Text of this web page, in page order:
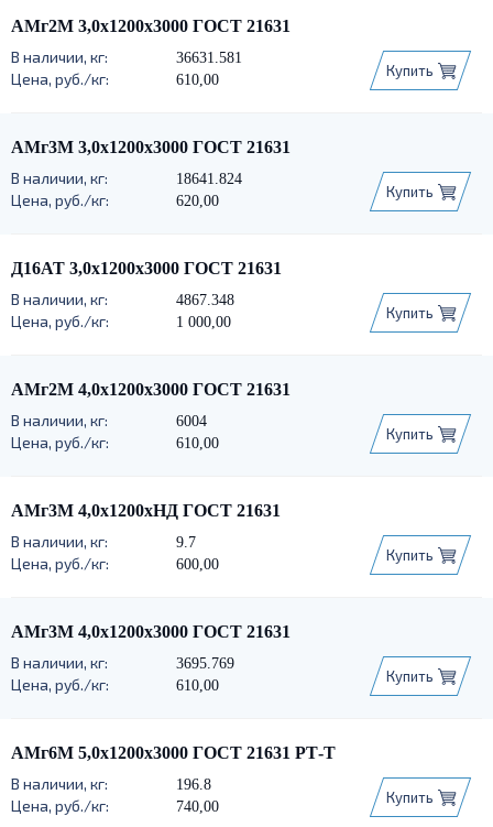
АМг2М 3,0х1200х3000 ГОСТ 21631
36631.581
610,00
Купить
АМг3М 3,0х1200х3000 ГОСТ 21631
18641.824
620,00
Купить
Д16АТ 3,0х1200х3000 ГОСТ 21631
4867.348
1 000,00
Купить
АМг2М 4,0х1200х3000 ГОСТ 21631
6004
610,00
Купить
АМг3М 4,0х1200хНД ГОСТ 21631
9.7
600,00
Купить
АМг3М 4,0х1200х3000 ГОСТ 21631
3695.769
610,00
Купить
АМг6М 5,0х1200х3000 ГОСТ 21631 РТ-Т
196.8
740,00
Купить